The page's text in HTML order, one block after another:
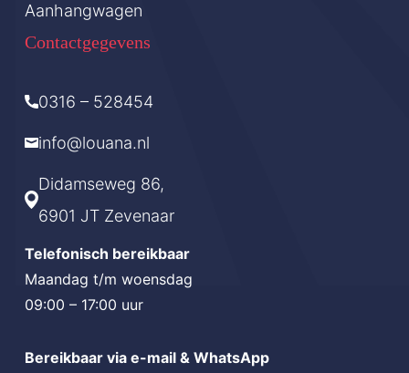
Aanhangwagen
Contactgegevens
0316 – 528454
info@louana.nl
Didamseweg 86,
6901 JT Zevenaar
Telefonisch bereikbaar
Maandag t/m woensdag
09:00 – 17:00 uur
Bereikbaar via e-mail & WhatsApp